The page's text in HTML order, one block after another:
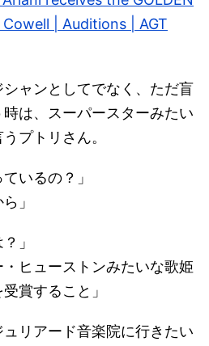
| Auditions | AGT
シャンとしてでなく、ただ盲
は、スーパースターみたい
プトリさん。
いるの？」
」
」
ヒューストンみたいな歌姫
賞すること」
リアード音楽院に行きたい